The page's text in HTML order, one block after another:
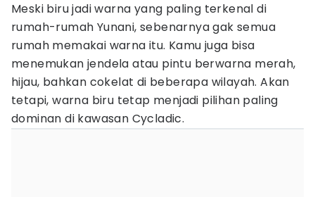
Meski biru jadi warna yang paling terkenal di
rumah-rumah Yunani, sebenarnya gak semua
rumah memakai warna itu. Kamu juga bisa
menemukan jendela atau pintu berwarna merah,
hijau, bahkan cokelat di beberapa wilayah. Akan
tetapi, warna biru tetap menjadi pilihan paling
dominan di kawasan Cycladic.